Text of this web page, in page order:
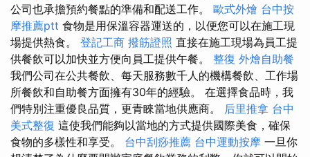
公司也承擔預約餐點的準備和配送工作。 歐式外燴 台中按
摩推薦ptt 食物是用保溫容器運送的，以便您可以在施工現
場提供熱食。 登記工商 撥筋證照 直接在施工現場為員工提
供餐飲可以加快並方便向員工提供午餐。 整復 外燴自助餐
我們公司在公共餐飲、每天服務數千人的機構餐飲、工作場
所餐飲和自助餐方面擁有30年的經驗。 在選擇食品時，我
們特別注重優良品質，更青睞當地供應商。 后里推拿 台中
美式整復 這使我們能夠以當地的方式提供國際美食，確保
食物的多樣性和享受。 台中刮痧推薦 台中運動按摩 一旦你